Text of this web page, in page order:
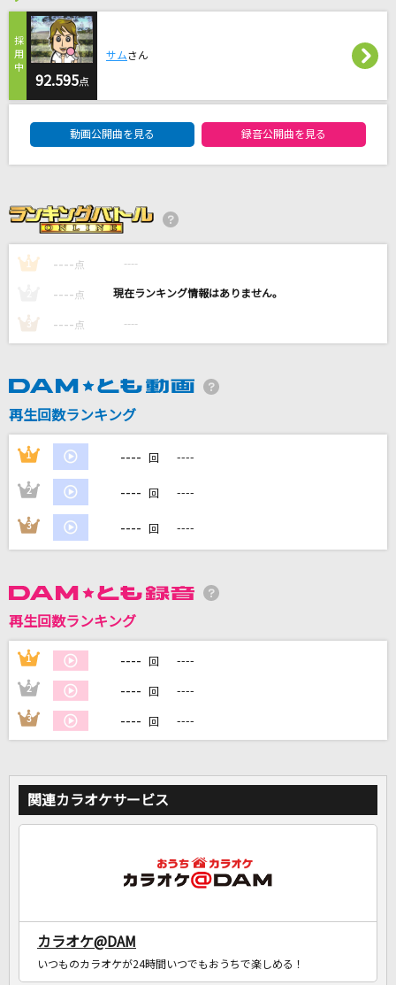
未来古代楽団 feat. 安次嶺希和子
Cinderella
TOMOO
私は最強
Mrs. GREEN APPLE
玉置浩二
大不正解
カラオケ最新情報をチェック！
DAMに会員登録・ログインして
自宅でカラオケ歌い放題！
家族や友達と一緒に！練習にも！
92.595点
サムさん
動画公開曲を見る 録音公開曲を見る
1 ---- 点 ----
---- 点 ----
3 ---- 点 ----
再生回数ランキング
1 ---- 回 ----
2 ---- 回 ----
3 ---- 回 ----
再生回数ランキング
1 ---- 回 ----
2 ---- 回 ----
3 ---- 回 ----
関連カラオケサービス
カラオケ@DAM
いつものカラオケが24時間いつでもおうちで楽しめる！